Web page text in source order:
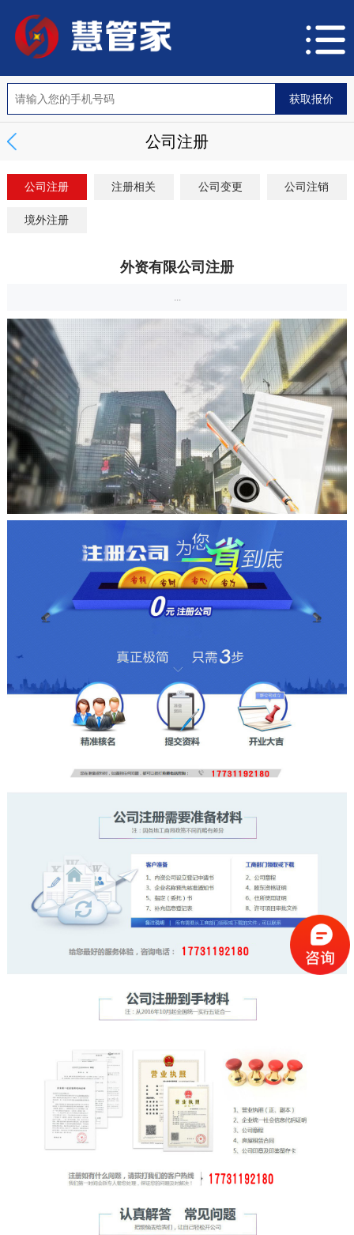
公司注册
公司注册 注册相关 公司变更 公司注销
境外注册
外资有限公司注册
...